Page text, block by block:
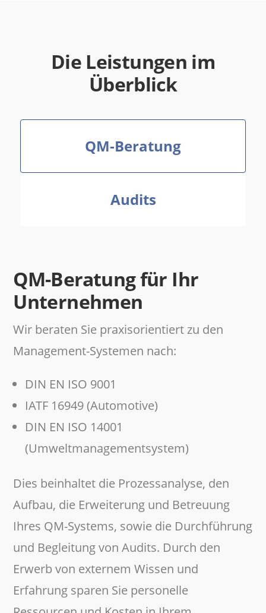
Die Leistungen im
Überblick
QM-Beratung
Audits
QM-Beratung für Ihr
Unternehmen
Wir beraten Sie praxisorientiert zu den
Management-Systemen nach:
DIN EN ISO 9001
IATF 16949 (Automotive)
DIN EN ISO 14001
(Umweltmanagementsystem)
Dies beinhaltet die Prozessanalyse, den
Aufbau, die Erweiterung und Betreuung
Ihres QM-Systems, sowie die Durchführung
und Begleitung von Audits. Durch den
Erwerb von externem Wissen und
Erfahrung sparen Sie personelle